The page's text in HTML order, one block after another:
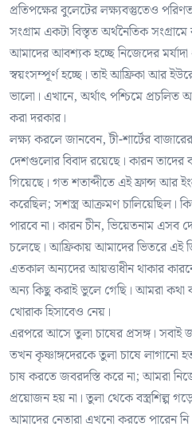
প্রতিপক্ষের বুলেটের লক্ষ্যবস্তুতেও
সংগ্রাম একটা বিস্তৃত অর্থনৈতিক
আমাদের আবশ্যক হচ্ছে নিজেদের মর্যাদা
স্বয়ংসম্পূর্ণ হচ্ছে। তাই আফ্রিকা আর
ভালো। এখানে, অর্থাৎ পশ্চিমে
করা দরকার।
লক্ষ্য করলে জানবেন, টী-শার্টের
দেশগুলোর বিবাদ রয়েছে। কারন তাদের
গিয়েছে। গত শতাব্দীতে এই ফ্রান্স আর
করেছিল; সশস্ত্র আক্রমণ চালিয়েছিল।
পারবে না। কারন চীন, ভিয়েতনাম এসব
চলেছে। আফ্রিকায় আমাদের ভিতরে এই
এতকাল অন্যদের আয়ত্তাধীন থাকার
অন্য কিছু করাই ভুলে গেছি। আমরা কথা
খোরাক হিসাবেও নেয়।
এরপরে আসে তুলা চাষের প্রসঙ্গ। সবাই
তখন কৃষ্ণাঙ্গদেরকে তুলা চাষে
চাষ করতে জবরদস্তি করে না; আমরা
প্রয়োজন হয় না। তুলা থেকে বস্ত্রশিল্প
আমাদের নেতারা এখনো করতে পারেন